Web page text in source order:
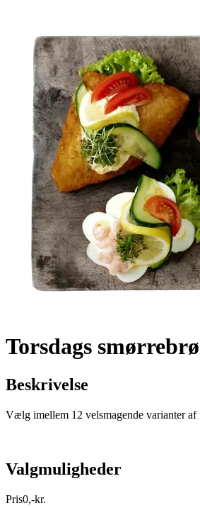
Torsdags
Beskrivelse
Vælg imellem 12 velsmagende varianter af
Valgmuligheder
Pris0,-kr.